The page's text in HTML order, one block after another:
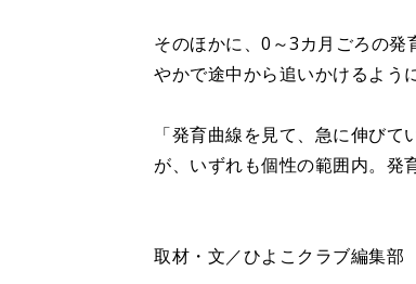
そのほかに、0～3カ月ごろの
やかで途中から追いかけるよう
「発育曲線を見て、急に伸び
が、いずれも個性の範囲内。発
取材・文／ひよこクラブ編集部